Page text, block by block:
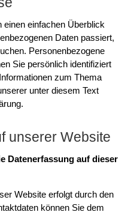
einen einfachen Überblick
Daten passiert,
Personenbezogene
Sie persönlich identifiziert
zum Thema
unter diesem Text
unserer Website
Datenerfassung auf dieser
Website erfolgt durch den
können Sie dem